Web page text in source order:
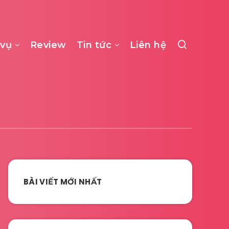
Review Tin tức Liên hệ
BÀI VIẾT MỚI NHẤT